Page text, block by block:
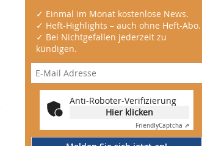
✓ Einmal im Monat kostenlose News.
✓ Heft-Highlights – auch ohne Heft-Abo.
✓ Bei Nichtgefallen jederzeit zu
kündigen.
Anti-Roboter-Verifizierung
Hier klicken
FriendlyCaptcha ⇗